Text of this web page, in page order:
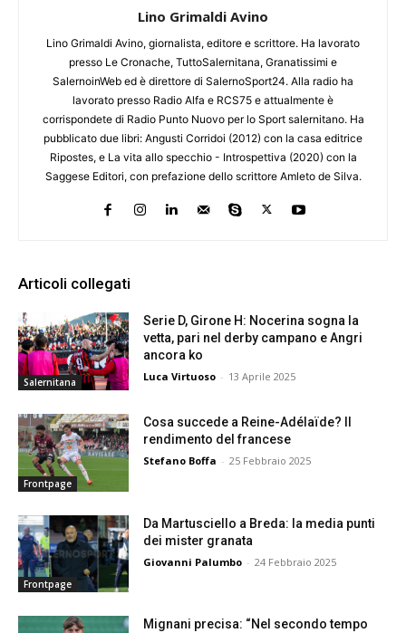
Lino Grimaldi Avino
Lino Grimaldi Avino, giornalista, editore e scrittore. Ha lavorato
presso Le Cronache, TuttoSalernitana, Granatissimi e
SalernoinWeb ed è direttore di SalernoSport24. Alla radio ha
lavorato presso Radio Alfa e RCS75 e attualmente è
corrispondete di Radio Punto Nuovo per lo Sport salernitano. Ha
pubblicato due libri: Angusti Corridoi (2012) con la casa editrice
Ripostes, e La vita allo specchio - Introspettiva (2020) con la
Saggese Editori, con prefazione dello scrittore Amleto de Silva.
Articoli collegati
Salernitana
Serie D, Girone H: Nocerina sogna la
vetta, pari nel derby campano e Angri
ancora ko
Luca Virtuoso - 13 Aprile 2025
Frontpage
Cosa succede a Reine-Adélaïde? Il
rendimento del francese
Stefano Boffa - 25 Febbraio 2025
Frontpage
Da Martusciello a Breda: la media punti
dei mister granata
Giovanni Palumbo - 24 Febbraio 2025
Mignani precisa: “Nel secondo tempo